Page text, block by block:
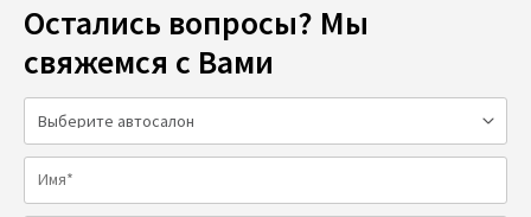
Остались вопросы? Мы
свяжемся с Вами